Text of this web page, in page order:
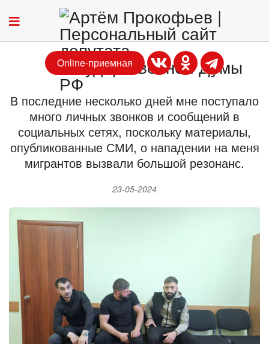
Online-приемная
В последние несколько дней мне поступало
много личных звонков и сообщений в
социальных сетях, поскольку материалы,
опубликованные СМИ, о нападении на меня
мигрантов вызвали большой резонанс.
23-05-2024